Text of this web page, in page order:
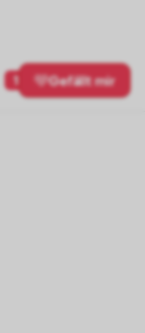
1 Gefällt mir